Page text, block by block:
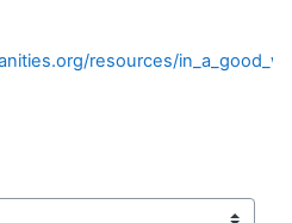
resources/